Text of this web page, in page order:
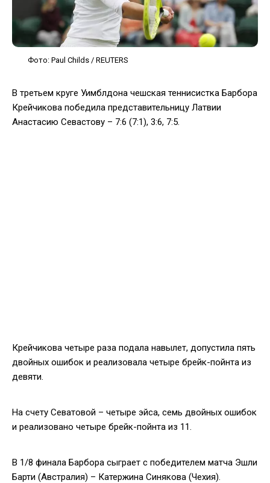
Фото: Paul Childs / REUTERS
В третьем круге Уимблдона чешская теннисистка Барбора
Крейчикова победила представительницу Латвии
Анастасию Севастову – 7:6 (7:1), 3:6, 7:5.
Крейчикова четыре раза подала навылет, допустила пять
двойных ошибок и реализовала четыре брейк-пойнта из
девяти.
На счету Севатовой – четыре эйса, семь двойных ошибок
и реализовано четыре брейк-пойнта из 11.
В 1/8 финала Барбора сыграет с победителем матча Эшли
Барти (Австралия) – Катержина Синякова (Чехия).